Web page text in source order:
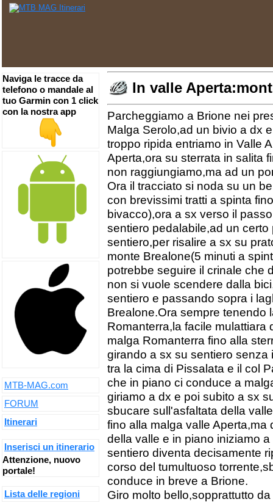
In valle
Parcheggiamo a Brione nei
Malga Serolo,ad un bivio a dx
troppo ripida entriamo in Valle
Aperta,ora su sterrata in salita
non raggiungiamo,ma ad un
Ora il tracciato si noda su un
con brevissimi tratti a spinta
bivacco),ora a sx verso il
sentiero pedalabile,ad un
sentiero,per risalire a sx su
monte Brealone(5 minuti a
potrebbe seguire il crinale che
non si vuole scendere dalla
sentiero e passando sopra i
Brealone.Ora sempre tenendo
Romanterra,la facile
malga Romanterra fino alla
girando a sx su sentiero
tra la cima di Pissalata e il col
che in piano ci conduce a
giriamo a dx e poi subito a sx
sbucare sull'asfaltata della
fino alla malga valle
della valle e in piano iniziamo
sentiero diventa decisamente
corso del tumultuoso
conduce in breve a Brione.
Giro molto bello,sopprattutto
Naviga le tracce da
telefono o mandale al
tuo Garmin con 1 click
con la nostra app
MTB-MAG.com
FORUM
Itinerari
Inserisci un itinerario
Attenzione, nuovo
portale!
Lista delle regioni